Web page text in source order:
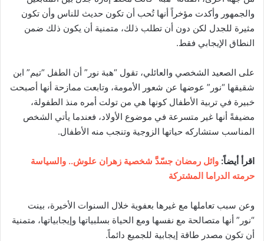
والجمهور وأكدت مؤخراً أنها تُحب أن تكون حديث للناس وأن تكون
مثيرة للجدل لكن دون أن تطلب ذلك، متمنية أن يكون ذلك ضمن
النطاق الإيجابي فقط.
على الصعيد الشخصي والعائلي، تقول “هبة نور” أن الطفل “تيم” ابن
شقيقها “نور” عوضها عن شعور الأمومة، وتابعت ممازحة أنها أصبحت
خبيرة في تربية الأطفال كونها هي من تولت أمره منذ الطفولة،
مضيفةً أنها غير متسرعة في موضوع الأولاد، فعندما يأتي الشخص
المناسب ستشاركه حياتها الزوجية وتنجب منه الأطفال.
اقرأ أيضاً: وائل رمضان جسّدَّ شخصية زهران علوش.. والسياسة
حرمته الدراما المشتركة
وعن سبب تعاملها مع غيرها بعفوية خلال السنوات الأخيرة، بينت
“نور” أنها متصالحة مع نفسها ومع الحياة بسلبياتها وإيجابياتها، متمنية
أن تكون مصدر طاقة إيجابية للجميع دائماً.